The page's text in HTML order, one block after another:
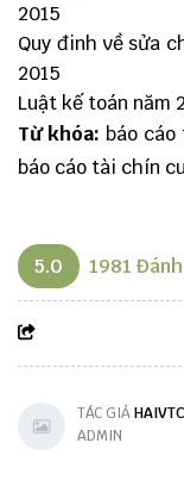
2015
Quy đinh về sửa
2015
Luật kế toán năm
Từ khóa: báo
báo cáo tài chín
5.0 1981
TÁC GIẢ
ADMIN